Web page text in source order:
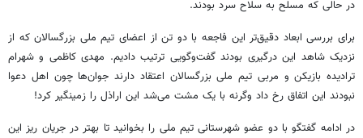
در حالی که مسلح به سلاح سرد بودند.
برای بررسی ابعاد دقیق‌تر این فاجعه با دو تن از اعضای تیم ملی بزرگسالان که از
نزدیک شاهد این درگیری بودند گفت‌وگویی ترتیب دادیم. مهدی کاظمی و شهرام
ترادیده بازیکن و مربی تیم ملی بزرگسالان اعتقاد دارند جوان‌ها چون اهل دعوا
نبودند این اتفاق رخ داد وگرنه با یک مشت می‌شد این اراذل را زمینگیر کرد!
در ادامه گفتگو با دو عضو شهرستانی تیم ملی را بخوانید تا بهتر در جریان ریز این